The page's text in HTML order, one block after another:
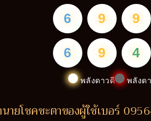
6 9 9
6 9 4
พลังดาวดี พลังด
ายโชคชะตาของผู้ใช้เบอร์